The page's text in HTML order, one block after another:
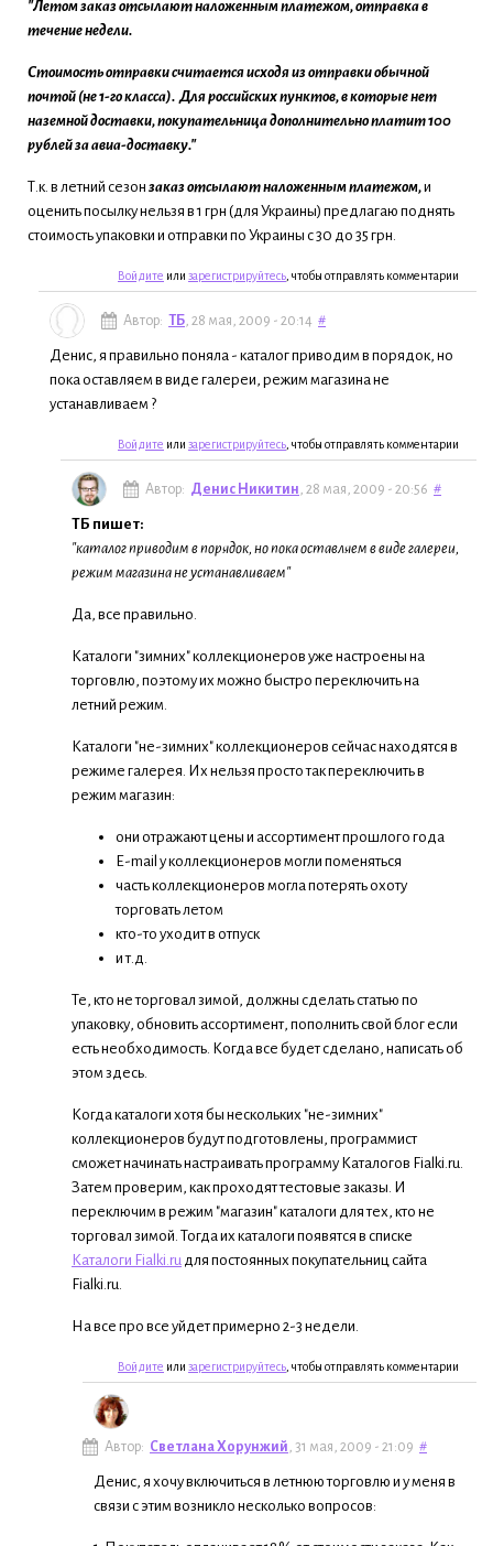
"Летом заказ отсылают наложенным платежом, отправка в
течение недели.
Стоимость отправки считается исходя из отправки обычной
почтой (не 1-го класса). Для российских пунктов, в которые нет
наземной доставки, покупательница дополнительно платит 100
рублей за авиа-доставку."
Т.к. в летний сезон заказ отсылают наложенным платежом,и
оценить посылку нельзя в 1 грн (для Украины) предлагаю поднять
стоимость упаковки и отправки по Украины с 30 до 35 грн.
Войдите или зарегистрируйтесь , чтобы отправлять комментарии
Автор: ТБ , 28 мая, 2009 - 20:14 #
Денис, я правильно поняла - каталог приводим в порядок, но
пока оставляем в виде галереи, режим магазина не
устанавливаем ?
Войдите или зарегистрируйтесь , чтобы отправлять комментарии
Автор: Денис Никитин , 28 мая, 2009 - 20:56 #
ТБ пишет:
"каталог приводим в порядок, но пока оставляем в виде галереи,
режим магазина не устанавливаем"
Да, все правильно.
Каталоги "зимних" коллекционеров уже настроены на
торговлю, поэтому их можно быстро переключить на
летний режим.
Каталоги "не-зимних" коллекционеров сейчас находятся в
режиме галерея. Их нельзя просто так переключить в
режим магазин:
они отражают цены и ассортимент прошлого года
E-mail у коллекционеров могли поменяться
часть коллекционеров могла потерять охоту
торговать летом
кто-то уходит в отпуск
и т.д.
Те, кто не торговал зимой, должны сделать статью по
упаковку, обновить ассортимент, пополнить свой блог если
есть необходимость. Когда все будет сделано, написать об
этом здесь.
Когда каталоги хотя бы нескольких "не-зимних"
коллекционеров будут подготовлены, программист
сможет начинать настраивать программу Каталогов Fialki.ru.
Затем проверим, как проходят тестовые заказы. И
переключим в режим "магазин" каталоги для тех, кто не
торговал зимой. Тогда их каталоги появятся в списке
Каталоги Fialki.ru для постоянных покупательниц сайта
Fialki.ru.
На все про все уйдет примерно 2-3 недели.
Войдите или зарегистрируйтесь , чтобы отправлять комментарии
Автор: Светлана Хорунжий , 31 мая, 2009 - 21:09 #
Денис, я хочу включиться в летнюю торговлю и у меня в
связи с этим возникло несколько вопросов: